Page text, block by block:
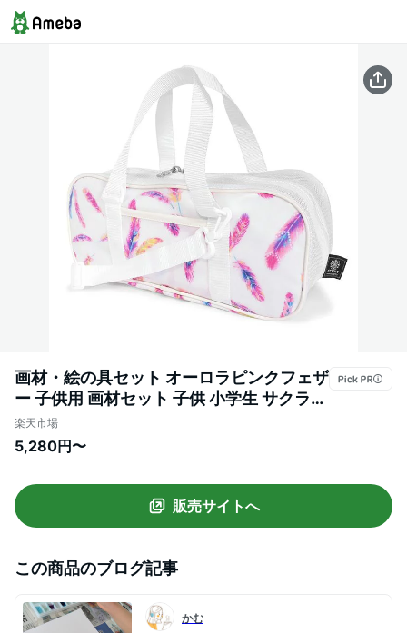
画材・絵の具セット オーロラピンクフェザ
ー 子供用 画材セット 子供 小学生 サクラク
レパス 水彩セット 画材セット 絵具セット
小学校 小学生 かわいい コンパクト 男の子
シンプル 小学校
楽天市場
5,280円〜
販売サイトへ
この商品のブログ記事
かむ